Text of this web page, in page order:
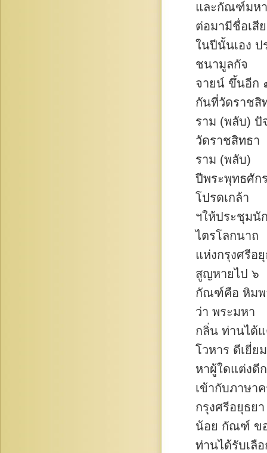
และกัณฑ์มห
ต่อมามีชื่อเสี
ในปีนั้นเอง
ชนามูลกัจ
จายน์ ขึ้นอีก
กันที่วัดราชสิ
ราม (พลับ)
วัดราชสิทธา
ราม (พลับ)
ปีพระพุทธศัก
โปรดเกล้า
ฯให้ประชุมนั
ไตรโลกนาถ
แห่งกรุงศรีอ
สูญหายไป ๖
กัณฑ์คือ หิมพ
ว่า พระมหา
กลิ่น ท่านได้
โวหาร ดีเยี่ย
หาผู้ใดแต่งดี
เข้ากับภาษาค
กรุงศรีอยุธยา
น้อย กัณฑ์ ข
ท่านได้รับเลื